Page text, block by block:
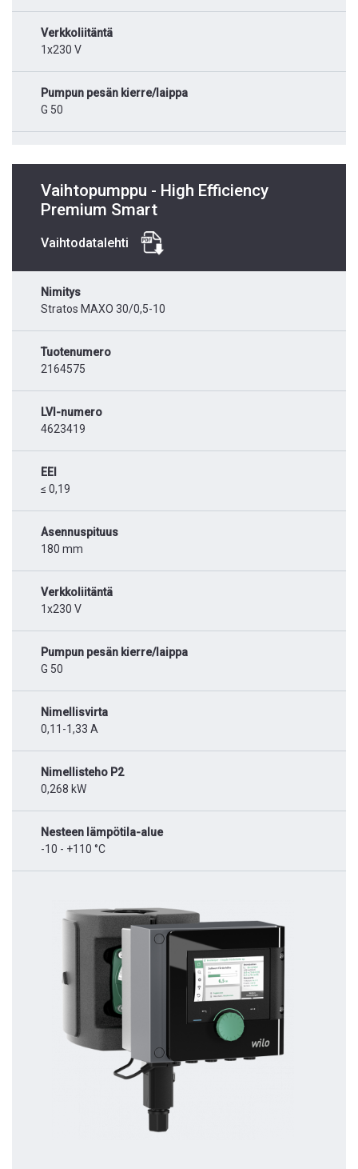
Verkkoliitäntä
1x230 V
Pumpun pesän kierre/laippa
G 50
Vaihtopumppu - High Efficiency
Premium Smart
Vaihtodatalehti
Nimitys
Stratos MAXO 30/0,5-10
Tuotenumero
2164575
LVI-numero
4623419
EEI
≤ 0,19
Asennuspituus
180 mm
Verkkoliitäntä
1x230 V
Pumpun pesän kierre/laippa
G 50
Nimellisvirta
0,11-1,33 A
Nimellisteho P2
0,268 kW
Nesteen lämpötila-alue
-10 - +110 °C